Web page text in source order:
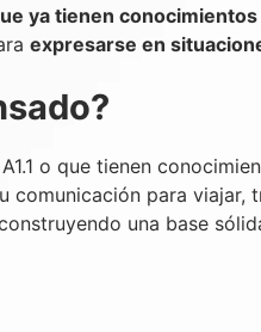
ya tienen
expresarse en
o que tienen
comunicación para viajar,
una base